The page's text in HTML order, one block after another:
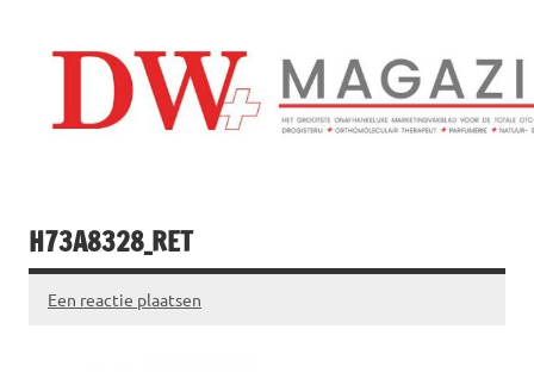
inhoud
H73A8328_RET
Een reactie plaatsen